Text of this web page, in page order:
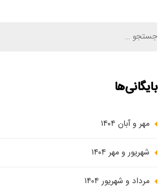
بایگانی‌ها
مهر و آبان ۱۴۰۴
شهریور و مهر ۱۴۰۴
مرداد و شهریور ۱۴۰۴